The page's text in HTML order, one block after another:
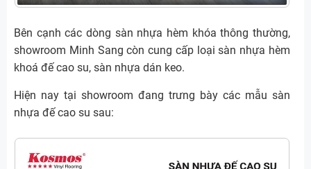
Bên cạnh các dòng sàn nhựa hèm khóa thông thường,
showroom Minh Sang còn cung cấp loại sàn nhựa hèm
khoá đế cao su, sàn nhựa dán keo.
Hiện nay tại showroom đang trưng bày các mẫu sàn
nhựa đế cao su sau: